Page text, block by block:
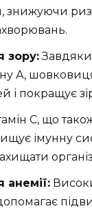
знижуючи
зору:
А,
і покращує
С, що
імунну
анемії: